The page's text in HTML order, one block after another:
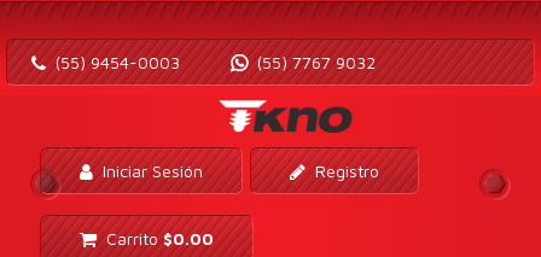
(55) 9454-0003 (55) 7767 9032
Iniciar Sesión Registro
Carrito $0.00